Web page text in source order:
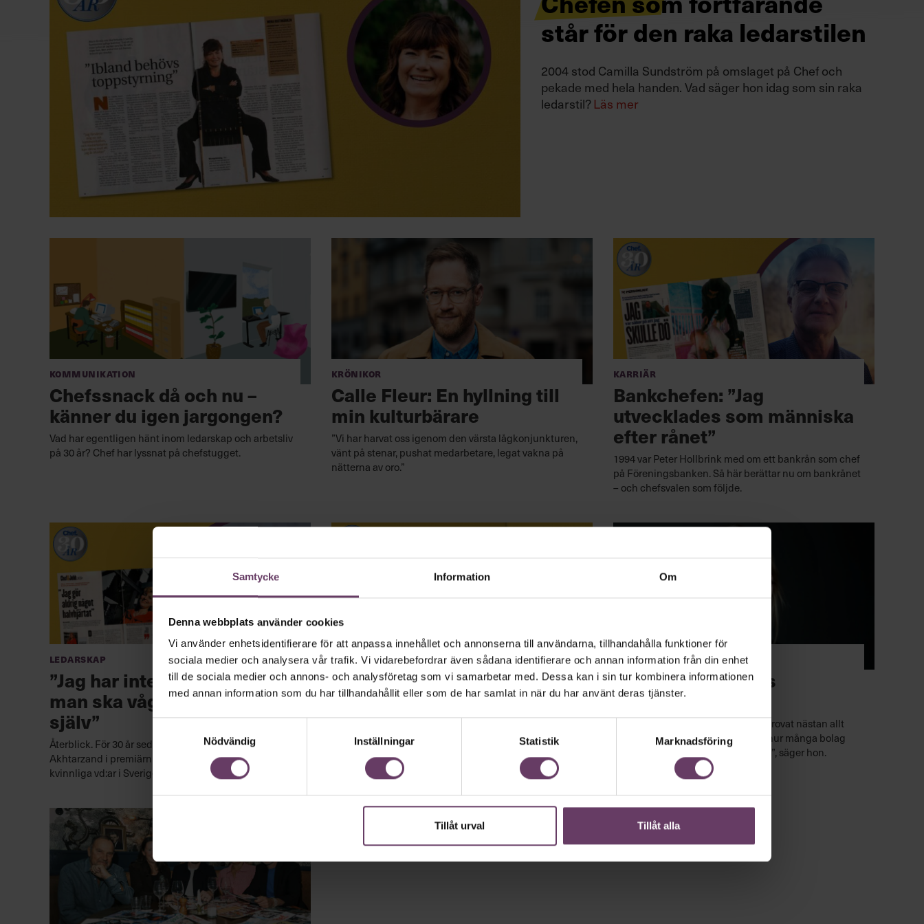
Samtycke Information Om
Denna webbplats använder cookies
Vi använder enhetsidentifierare för att anpassa innehållet och annonserna till användarna, tillhandahålla funktioner för
sociala medier och analysera vår trafik. Vi vidarebefordrar även sådana identifierare och annan information från din enhet
till de sociala medier och annons- och analysföretag som vi samarbetar med. Dessa kan i sin tur kombinera informationen
med annan information som du har tillhandahållit eller som de har samlat in när du har använt deras tjänster.
Nödvändig
Inställningar Statistik Marknadsföring
Tillåt urval Tillåt alla
står för den raka ledarstilen
2004 stod Camilla Sundström på omslaget på Chef och
pekade med hela handen. Vad säger hon idag som sin raka
ledarstil?Läs mer
Kommunikation
Chefssnack då och nu –
känner du igen jargongen?
Vad har egentligen hänt inom ledarskap och arbetsliv
på 30 år? Chef har lyssnat på chefstugget.
Krönikor
Calle Fleur: En hyllning till
min kulturbärare
”Vi har harvat oss igenom den värsta lågkonjunkturen,
vänt på stenar, pushat medarbetare, legat vakna på
nätterna av oro.”
Karriär
Bankchefen: ”Jag
utvecklades som människa
efter rånet”
1994 var Peter Hollbrink med om ett bankrån som chef
på Föreningsbanken. Så här berättar nu om bankrånet
– och chefsvalen som följde.
Ledarskap
”Jag har inte ångrat en dag –
man ska våga och tro på sig
själv”
Återblick. För 30 år sedan skrev Chef om Minoo
Akhtarzand i premiärnumret. Då var hon en av få
kvinnliga vd:ar i Sverige. Det här gör hon i dag.
Ledarskap
Livsstil, lean, lärande – så
växte svenska ledarskapet
fram
I trettio år har Chef varit chefernas ledsagare. Under
tiden har samhället förändrats, liksom synen på
ledarskap.
Ledarskap
Från vd till cheflös
organisation
Åsa Sånemyr har under 30 års tid provat nästan allt
inom ledarskap. ”Blir skrämd över hur många bolag
som fortfarande är kvar i det gamla”, säger hon.